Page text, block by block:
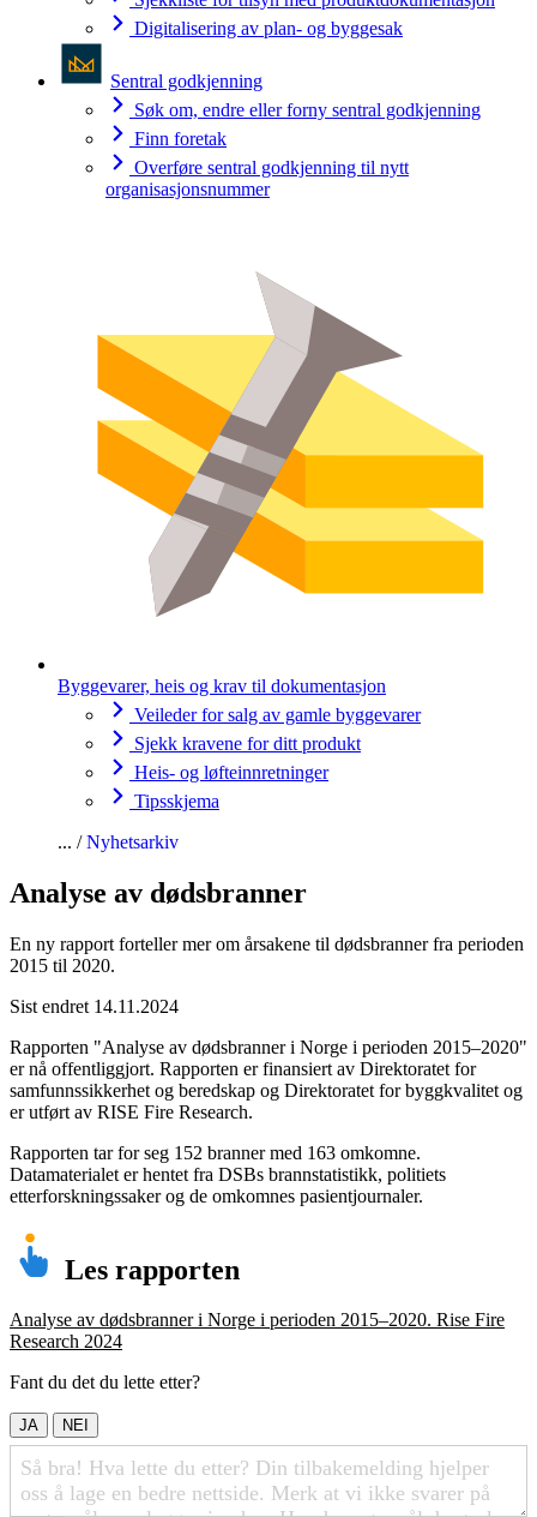
Digitalisering av plan- og byggesak
Sentral godkjenning
Søk om, endre eller forny sentral godkjenning
Finn foretak
Overføre sentral godkjenning til nytt
organisasjonsnummer
Byggevarer, heis og krav til dokumentasjon
Veileder for salg av gamle byggevarer
Sjekk kravene for ditt produkt
Heis- og løfteinnretninger
Tipsskjema
Nyhetsarkiv
Analyse av dødsbranner
En ny rapport forteller mer om årsakene til dødsbranner fra perioden
2015 til 2020.
Sist endret 14.11.2024
Rapporten "Analyse av dødsbranner i Norge i perioden 2015–2020"
er nå offentliggjort. Rapporten er finansiert av Direktoratet for
samfunnssikkerhet og beredskap og Direktoratet for byggkvalitet og
er utført av RISE Fire Research.
Rapporten tar for seg 152 branner med 163 omkomne.
Datamaterialet er hentet fra DSBs brannstatistikk, politiets
etterforskningssaker og de omkomnes pasientjournaler.
Les rapporten
Analyse av dødsbranner i Norge i perioden 2015–2020. Rise Fire
Research 2024
Fant du det du lette etter?
JA NEI